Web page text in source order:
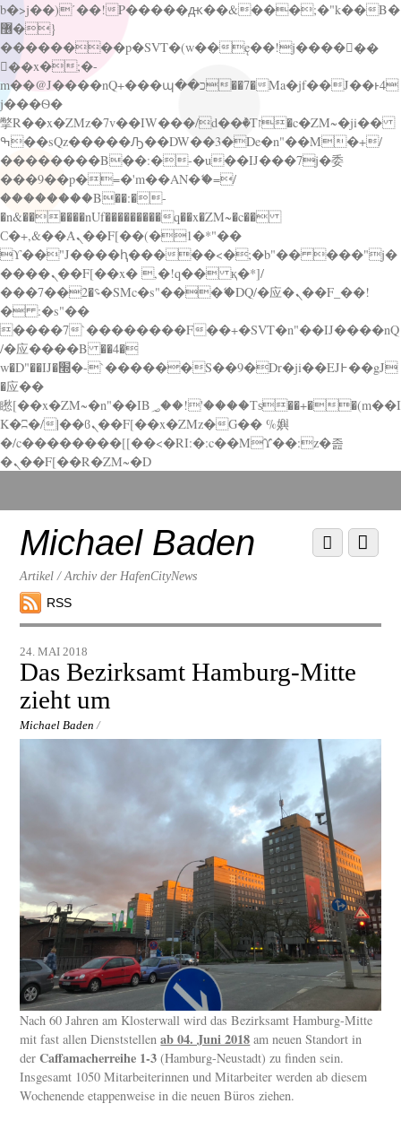
b�>j��)΄��!P�����ԫ��&���;�"k��B�
޶�}
��������p�SVT�(w��ę��!j������
��x�;�-
m��@J����nQ+���պ��כ��7�Ma�jf��J��ͱ4
j���Ѳ�
撆R��x�ZMz�7v��IW���/d��ٞ�Тז�c�ZM~�ji��
ߒ��sQz�����Ԡ��DW��3�De�n"��M�+/
��������B��:�-�u��IJ���7j�委
���9��p�=�'m��AN�ޭ�=/
��������B��:�-
�n&������nUf���������q��x�ZM~�c��
Ϲ�+,&��Ὰܢ��F[��(�1�*"��
ϒ��"J����ԧ�����<�;�b"�� ���"j�
����ܢ��F[��x� ,�!q�� қ�*]/
���؝�2��7�SMc�s"���ޭ�DQ/�应�ܢ��F_��!
� :�s"��
����7`��������F��+�SVT�n"��IJ����nQ
/�应����B ��4�
w�D"��IJ�׭�-`������S��9�Dr�ji��EJ߅��gJ
�应��
矁[��x�ZM~�n"��IB؃��!'����Тѕ��+��(m��I
K�ʭ�/|��ϐܢ��F[��x�ZMz�G�� %嬩
�/c��������[[��<�RI:�:c��MΎ��:z�졾
�ܢ��F[��R�ZM~�D
down
contentMichael Baden
Artikel / Archiv der HafenCityNews
RSS
Menu
Scroll
down
24. MAI 2018
Das Bezirksamt Hamburg-Mitte
zieht um
Michael Baden /
Nach 60 Jahren am Klosterwall wird das Bezirksamt Hamburg-Mitte
mit fast allen Dienststellenab 04. Juni 2018 am neuen Standort in
derCaffamacherreihe 1-3 (Hamburg-Neustadt) zu finden sein.
Insgesamt 1050 Mitarbeiterinnen und Mitarbeiter werden ab diesem
Wochenende etappenweise in die neuen Büros ziehen.